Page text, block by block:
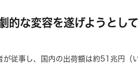
的な変容を遂げようとし
従事し、国内の出荷額は約51兆円（